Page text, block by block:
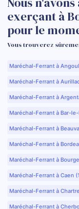
exerçant à
pour le
Vous trouverez
Maréchal-Ferrant à
Maréchal-Ferrant à
Maréchal-Ferrant à
Maréchal-Ferrant à Bar-
Maréchal-Ferrant à
Maréchal-Ferrant à
Maréchal-Ferrant à
Maréchal-Ferrant à Caen
Maréchal-Ferrant à
Maréchal-Ferrant à